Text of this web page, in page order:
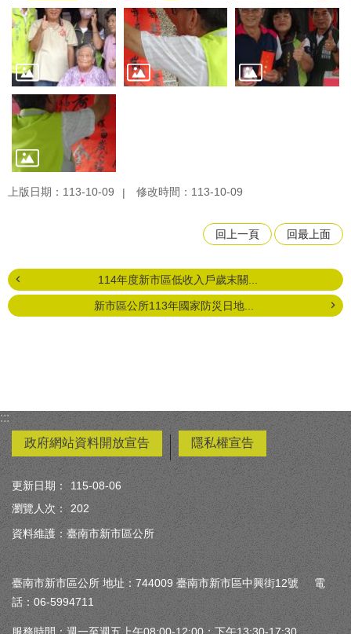
上版日期：113-10-09 修改時間：113-10-09
回上一頁 回最上面
114年度新市區低收入戶歲末關...
新市區公所113年國家防災日地...
:::
政府網站資料開放宣告
隱私權宣告
更新日期：
115-08-06
瀏覽人次：
202
資料維護：臺南市新市區公所
臺南市新市區公所 地址：744009 臺南市新市區中興街12號 電
話：06-5994711